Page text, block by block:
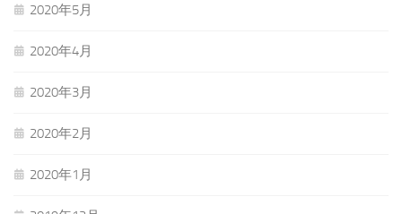
2020年5月
2020年4月
2020年3月
2020年2月
2020年1月